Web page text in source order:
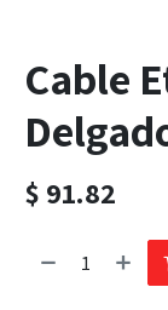
Cable
$ 91.82